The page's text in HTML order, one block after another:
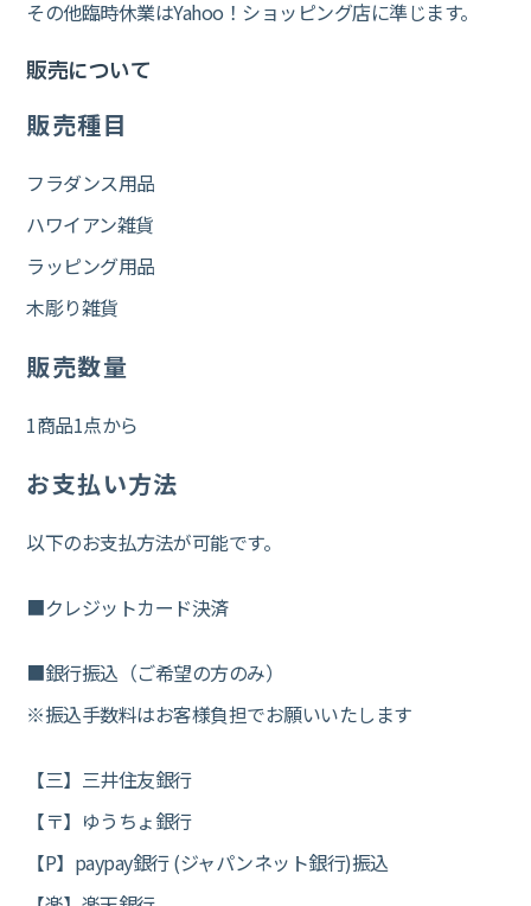
その他臨時休業はYahoo！ショッピング店に準じます。
販売について
販売種目
フラダンス用品
ハワイアン雑貨
ラッピング用品
木彫り雑貨
販売数量
1商品1点から
お支払い方法
以下のお支払方法が可能です。
■クレジットカード決済
■銀行振込（ご希望の方のみ）
※振込手数料はお客様負担でお願いいたします
【三】三井住友銀行
【〒】ゆうちょ銀行
【P】paypay銀行 (ジャパンネット銀行)振込